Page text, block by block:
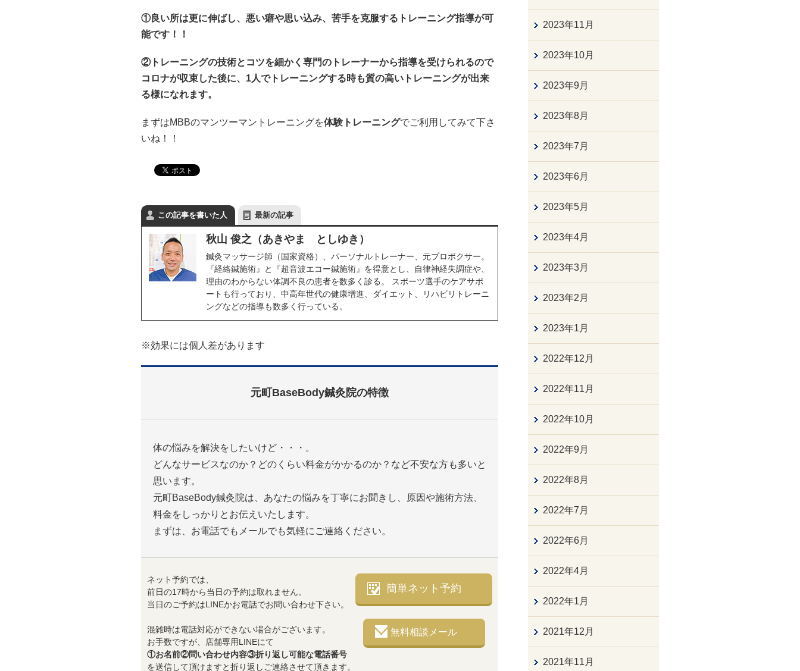
①良い所は更に伸ばし、悪い癖や思い込み、苦手を克服するトレーニング指導が可
能です！！
②トレーニングの技術とコツを細かく専門のトレーナーから指導を受けられるので
コロナが収束した後に、1人でトレーニングする時も質の高いトレーニングが出来
る様になれます。
まずはMBBのマンツーマントレーニングを体験トレーニングでご利用してみて下さ
いね！！
この記事を書いた人 最新の記事
秋山 俊之（あきやま としゆき）
鍼灸マッサージ師（国家資格）、パーソナルトレーナー、元プロボクサー。
『経絡鍼施術』と『超音波エコー鍼施術』を得意とし、自律神経失調症や、
理由のわからない体調不良の患者を数多く診る。 スポーツ選手のケアサポ
ートも行っており、中高年世代の健康増進、ダイエット、リハビリトレーニ
ングなどの指導も数多く行っている。
※効果には個人差があります
元町BaseBody鍼灸院の特徴
体の悩みを解決をしたいけど・・・。
どんなサービスなのか？どのくらい料金がかかるのか？など不安な方も多いと
思います。
元町BaseBody鍼灸院は、あなたの悩みを丁寧にお聞きし、原因や施術方法、
料金をしっかりとお伝えいたします。
まずは、お電話でもメールでも気軽にご連絡ください。
ネット予約では、
前日の17時から当日の予約は取れません。
当日のご予約はLINEかお電話でお問い合わせ下さい。
混雑時は電話対応ができない場合がございます。
お手数ですが、店舗専用LINEにて
①お名前②問い合わせ内容③折り返し可能な電話番号
を送信して頂けますと折り返しご連絡させて頂きます。
簡単ネット予約
無料相談メール
2023年11月
2023年10月
2023年9月
2023年8月
2023年7月
2023年6月
2023年5月
2023年4月
2023年3月
2023年2月
2023年1月
2022年12月
2022年11月
2022年10月
2022年9月
2022年8月
2022年7月
2022年6月
2022年4月
2022年1月
2021年12月
2021年11月